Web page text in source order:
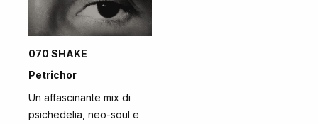
070 SHAKE
Petrichor
Un affascinante mix di
psichedelia, neo-soul e